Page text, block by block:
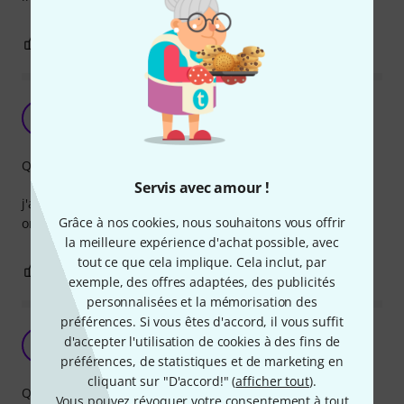
Servis avec amour !
Grâce à nos cookies, nous souhaitons vous offrir
la meilleure expérience d'achat possible, avec
tout ce que cela implique. Cela inclut, par
exemple, des offres adaptées, des publicités
personnalisées et la mémorisation des
préférences. Si vous êtes d'accord, il vous suffit
d'accepter l'utilisation de cookies à des fins de
préférences, de statistiques et de marketing en
cliquant sur "D'accord!" (afficher tout).
Vous pouvez révoquer votre consentement à tout
SIGNALER L'ÉVALUATION
super cher vu l'objet
ichouxxx 12.02.2024
j'aurai mieux fait de me l'imprimer en 3d mais bon, quand
on aime on compte pas
Qualité de fabrication
0 SIGNALER L'ÉVALUATION
Produit de très bonne qualité
Noël 16 05.11.2025
Qualité de fabrication